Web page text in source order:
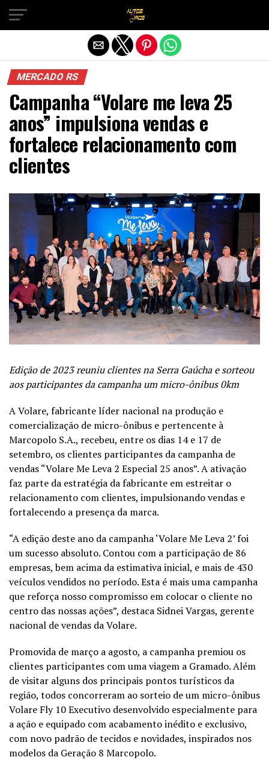
MERCADO RS
Campanha “Volare me leva 25
anos” impulsiona vendas e
fortalece relacionamento com
clientes
Edição de 2023 reuniu clientes na Serra Gaúcha e sorteou
aos participantes da campanha um micro-ônibus 0km
A Volare, fabricante líder nacional na produção e
comercialização de micro-ônibus e pertencente à
Marcopolo S.A., recebeu, entre os dias 14 e 17 de
setembro, os clientes participantes da campanha de
vendas “Volare Me Leva 2 Especial 25 anos”. A ativação
faz parte da estratégia da fabricante em estreitar o
relacionamento com clientes, impulsionando vendas e
fortalecendo a presença da marca.
“A edição deste ano da campanha ‘Volare Me Leva 2’ foi
um sucesso absoluto. Contou com a participação de 86
empresas, bem acima da estimativa inicial, e mais de 430
veículos vendidos no período. Esta é mais uma campanha
que reforça nosso compromisso em colocar o cliente no
centro das nossas ações”, destaca Sidnei Vargas, gerente
nacional de vendas da Volare.
Promovida de março a agosto, a campanha premiou os
clientes participantes com uma viagem a Gramado. Além
de visitar alguns dos principais pontos turísticos da
região, todos concorreram ao sorteio de um micro-ônibus
Volare Fly 10 Executivo desenvolvido especialmente para
a ação e equipado com acabamento inédito e exclusivo,
com novo padrão de tecidos e novidades, inspirados nos
modelos da Geração 8 Marcopolo.
Sair da versão mobile